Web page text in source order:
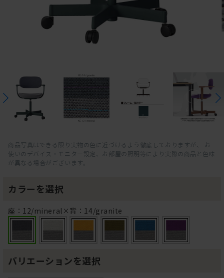
商品写真はできる限り実物の色に近づけるよう徹底しておりますが、 お
使いのデバイス・モニター設定、お部屋の照明等により実際の商品と色味
が異なる場合がございます。
カラーを選択
座：12/mineral×背：14/granite
バリエーションを選択